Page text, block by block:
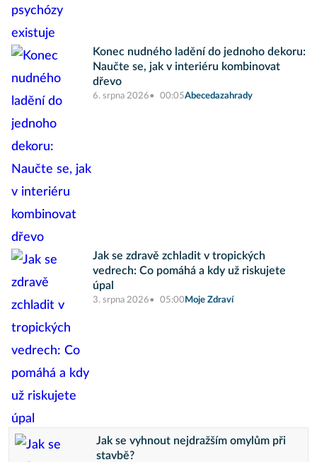
Konec nudného ladění do jednoho dekoru:
Naučte se, jak v interiéru kombinovat
dřevo
6. srpna 2026 00:05Abecedazahrady
Jak se zdravě zchladit v tropických
vedrech: Co pomáhá a kdy už riskujete
úpal
3. srpna 2026 05:00 Moje Zdraví
Jak se vyhnout nejdražším omylům při
stavbě?